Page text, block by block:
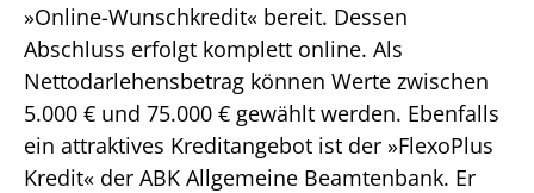
»Online-Wunschkredit« bereit. Dessen
Abschluss erfolgt komplett online. Als
Nettodarlehensbetrag können Werte zwischen
5.000 € und 75.000 € gewählt werden. Ebenfalls
ein attraktives Kreditangebot ist der »FlexoPlus
Kredit« der ABK Allgemeine Beamtenbank. Er